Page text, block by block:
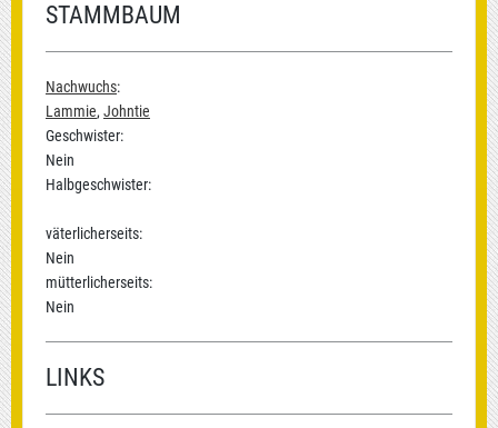
STAMMBAUM
Nachwuchs:
Lammie, Johntie
Geschwister:
Nein
Halbgeschwister:
väterlicherseits:
Nein
mütterlicherseits:
Nein
LINKS